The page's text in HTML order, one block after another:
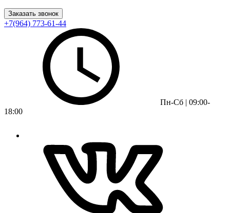
Заказать звонок
+7(964) 773-61-44
Пн-Сб | 09:00-
18:00